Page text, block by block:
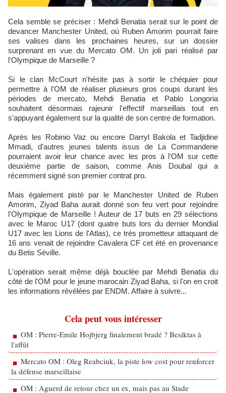
Cela semble se préciser : Mehdi Benatia serait sur le point de
devancer Manchester United, où Ruben Amorim pourrait faire
ses valises dans les prochaines heures, sur un dossier
surprenant en vue du Mercato OM. Un joli pari réalisé par
l'Olympique de Marseille ?
Si le clan McCourt n'hésite pas à sortir le chéquier pour
permettre à l'OM de réaliser plusieurs gros coups durant les
périodes de mercato, Mehdi Benatia et Pablo Longoria
souhaitent désormais rajeunir l'effectif marseillais tout en
s'appuyant également sur la qualité de son centre de formation.
Après les Robinio Vaz ou encore Darryl Bakola et Tadjidine
Mmadi, d'autres jeunes talents issus de La Commanderie
pourraient avoir leur chance avec les pros à l'OM sur cette
deuxième partie de saison, comme Anis Doubal qui a
récemment signé son premier contrat pro.
Mais également pisté par le Manchester United de Ruben
Amorim, Ziyad Baha aurait donné son feu vert pour rejoindre
l'Olympique de Marseille ! Auteur de 17 buts en 29 sélections
avec le Maroc U17 (dont quatre buts lors du dernier Mondial
U17 avec les Lions de l'Atlas), ce très prometteur attaquant de
16 ans venait de rejoindre Cavalera CF cet été en provenance
du Betis Séville.
L'opération serait même déjà bouclée par Mehdi Benatia du
côté de l'OM pour le jeune marocain Ziyad Baha, si l'on en croit
les informations révélées par ENDM. Affaire à suivre...
Cela peut vous intéresser
OM : Pierre-Emile Hojbjerg finalement bradé ? Besiktas à
l'affût
Mercato OM : Oleg Reabciuk, la piste low cost pour renforcer
la défense marseillaise
OM : Aguerd de retour chez un ex, mais pas au Stade